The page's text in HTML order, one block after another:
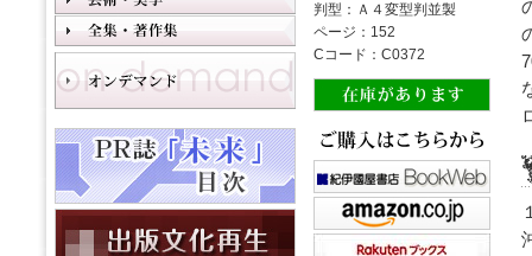
判型：Ａ４変型判並製
ページ：152
Cコード：C0372